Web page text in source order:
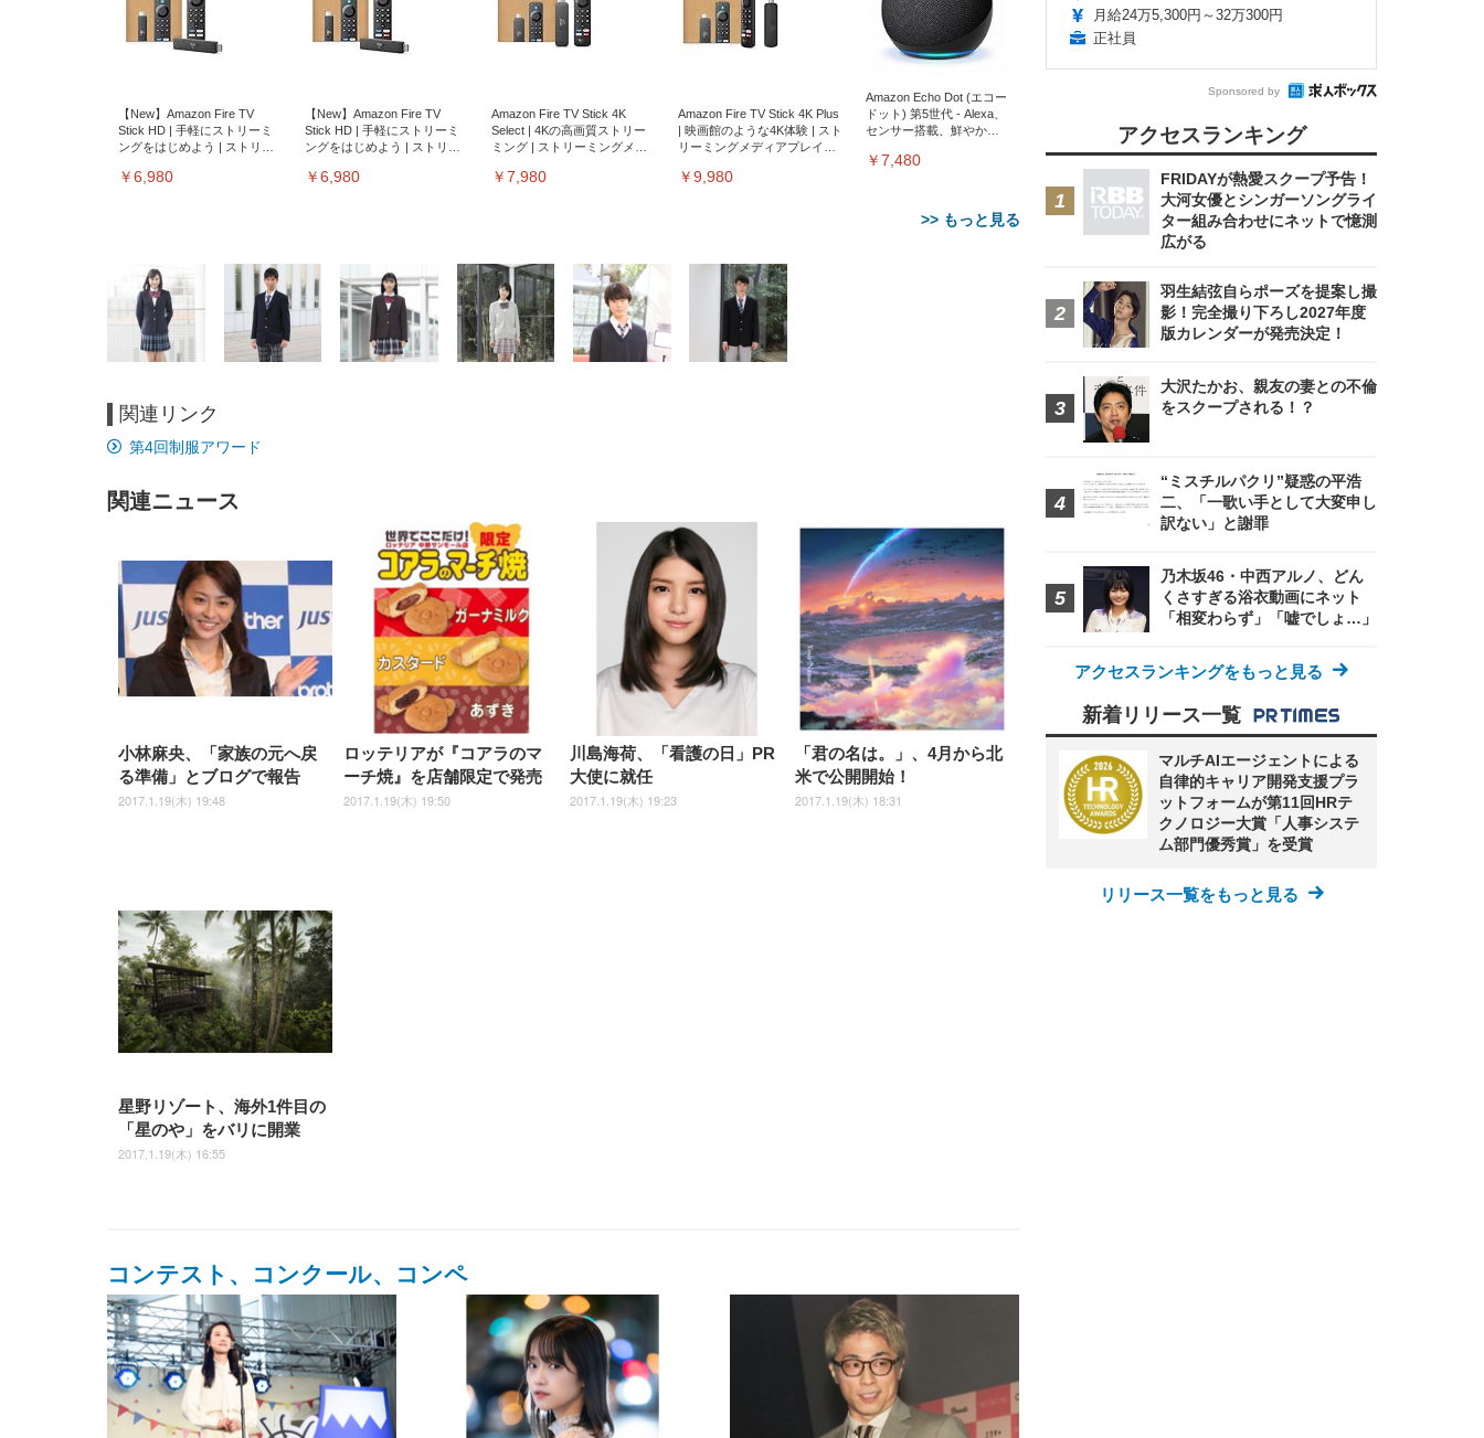
【New】Amazon Fire TV
Stick HD | 手軽にストリーミ
ングをはじめよう | ストリー
￥6,980
【New】Amazon Fire TV
Stick HD | 手軽にストリーミ
ングをはじめよう | ストリー
￥6,980
Amazon Fire TV Stick 4K
Select | 4Kの高画質ストリー
ミング | ストリーミングメデ
￥7,980
Amazon Fire TV Stick 4K Plus
| 映画館のような4K体験 | スト
リーミングメディアプレイヤ
￥9,980
Amazon Echo Dot (エコー
ドット) 第5世代 - Alexa、
センサー搭載、鮮やかな
￥7,480
>> もっと見る
[EdoErgo] オフィスチェア 椅
子 テレワーク 疲れない 跳ね
ト 約105度ロッキング pc 事務
椅子 360度回転 座面昇降 強化
￥5,699
式アームレスト 3Dヘッドレス
ト ハンガー付き 高反発クッシ
ョン PCチェア 通気性メッシ
ュ ゲーミング/勉強/事務用 お
しゃれ パソコンチェア (ブラ
ック)
ームレスト 3Dヘッドレスト
ハンガー付き 高反発クッショ
ン PCチェア 通気性メッシュ
ゲーミング/勉強/事務用 おし
ゃれ パソコンチェア (ホワイ
ト)
クト 幅52×奥行58.5×高さ
84～96cm テレワーク 在
宅勤務 ブラック
EIZO ビジネス向けプレミア
ムモニター | FlexScan
EV3240X-WT | 31.5型4K
ト
￥105,595
イベル VESA対応
ComfortView ビジネス向け
Amazonベーシック ペットシ
ーツ 薄型 レギュラー 1回使い
￥3,373
販売)
関連リンク
第4回制服アワード
関連ニュース
小林麻央、「家族の元へ戻
る準備」とブログで報告
2017.1.19(木) 19:48
ロッテリアが『コアラのマ
ーチ焼』を店舗限定で発売
2017.1.19(木) 19:50
川島海荷、「看護の日」PR
大使に就任
2017.1.19(木) 19:23
「君の名は。」、4月から北
米で公開開始！
2017.1.19(木) 18:31
星野リゾート、海外1件目の
「星のや」をバリに開業
2017.1.19(木) 16:55
コンテスト、コンクール、コンペ
月給24万5,300円～32万300円
正社員
Sponsored by
アクセスランキング
FRIDAYが熱愛スクープ予告！
大河女優とシンガーソングライ
ター組み合わせにネットで憶測
広がる
羽生結弦自らポーズを提案し撮
影！完全撮り下ろし2027年度
版カレンダーが発売決定！
大沢たかお、親友の妻との不倫
をスクープされる！？
“ミスチルパクリ”疑惑の平浩
二、「一歌い手として大変申し
訳ない」と謝罪
乃木坂46・中西アルノ、どん
くさすぎる浴衣動画にネット
「相変わらず」「嘘でしょ…」
アクセスランキングをもっと見る
新着リリース一覧
マルチAIエージェントによる
自律的キャリア開発支援プラ
ットフォームが第11回HRテ
クノロジー大賞「人事システ
ム部門優秀賞」を受賞
リリース一覧をもっと見る